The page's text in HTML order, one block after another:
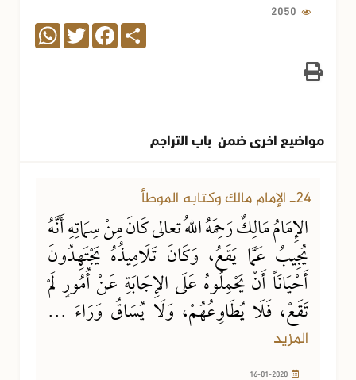
2050
Share
Facebook
Twitter
WhatsApp
مواضيع اخرى ضمن باب التراجم
24ـ الإمام مالك وكتابه الموطأ
الإِمَامُ مَالِكٌ رَحِمَهُ اللهُ تعالى كَانَ مِنْ سِمَاتِهِ أَنَّهُ
يُجِيبُ عَمَّا يَقَعُ، وَكَانَ تَلَامِيذُهُ يَجْتَهِدُونَ
أَحْيَانَاً أَنْ يَحْمِلُوهُ عَلَى الإِجَابَةِ عَنْ أُمُورٍ لَمْ
تَقَعْ، فَلَا يُطَاوِعُهُمْ، وَلَا يُسَاقُ وَرَاءَ ...
المزيد